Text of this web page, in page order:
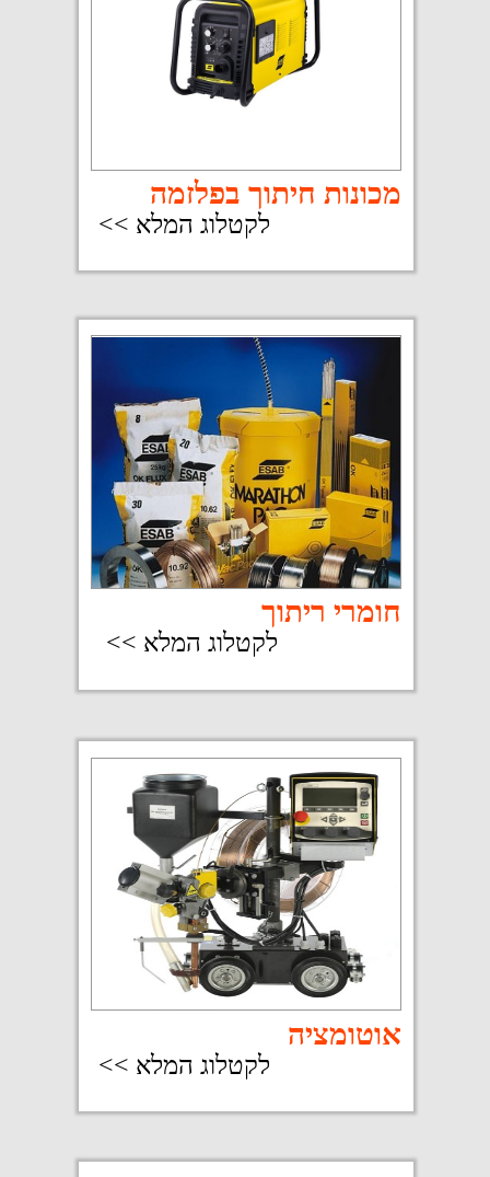
פרטי התקשרות
פרופיל החברה
חברת מימר בע"מ הינה יבואנית
וספקית של חומרים וציוד לריתוך
משנת 1978 .
מהנדסי החברה מתמחים במתן
פתרונות לכל תחומי האחזקה, ייעוץ
ומכירה ומייצגים את חברת 'קסטולין'
הריתוך לאחזקה.
קרא עוד
מימר בע"מ
המלאכה 10 פארק אפק
ראש העין 4809118
טל: 03-9023317
פקס: 03-9023274
דוא"ל: info@mimar.co.il
אוטומציה
לקטלוג המלא >>
ציוד להתזה